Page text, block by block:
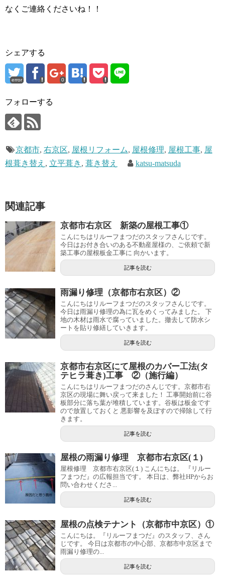
なくご連絡くださいね！！
シェアする
error 0
フォローする
京都市, 右京区, 屋根リフォーム, 屋根修理, 屋根工事, 屋
根葺き替え , 立平葺き , 葺き替え katsu-matsuda
関連記事
京都市右京区 新築の屋根工事①
こんにちはリルーフまつだのスタッフさんじです。
今日はお付き合いのある不動産屋様の、ご依頼で新
築工事の屋根板金工事に 向かいます。
記事を読む
雨漏り修理（京都市右京区）②
こんにちはリルーフまつだのスタッフさんじです。
今日は雨漏り修理の為に瓦をめくってみました。 下
地の木材は雨水で腐っていました。撤去して防水シ
ートを貼り修繕していきます。
記事を読む
京都市右京区にて屋根のカバー工法(タ
テヒラ葺き)工事 ②（施行編）
こんにちはリルーフまつだのさんじです。京都市右
京区の現場に舞い戻って来ました！ 工事開始前に谷
板部分に落ち葉が堆積しています。谷板は板金です
ので放置しておくと 悪影響を及ぼすので掃除して行
きます。
記事を読む
屋根の雨漏り修理 京都市右京区(１)
屋根修理 京都市右京区(１) こんにちは。 『リルー
フまつだ』の広報担当です。 本日は、弊社HPからお
問い合わせくださ...
記事を読む
屋根の点検テナント（京都市中京区）①
こんにちは。『リルーフまつだ』のスタッフ、さん
じです。 今日は京都市の中心部、京都市中京区まで
雨漏り修理の...
記事を読む